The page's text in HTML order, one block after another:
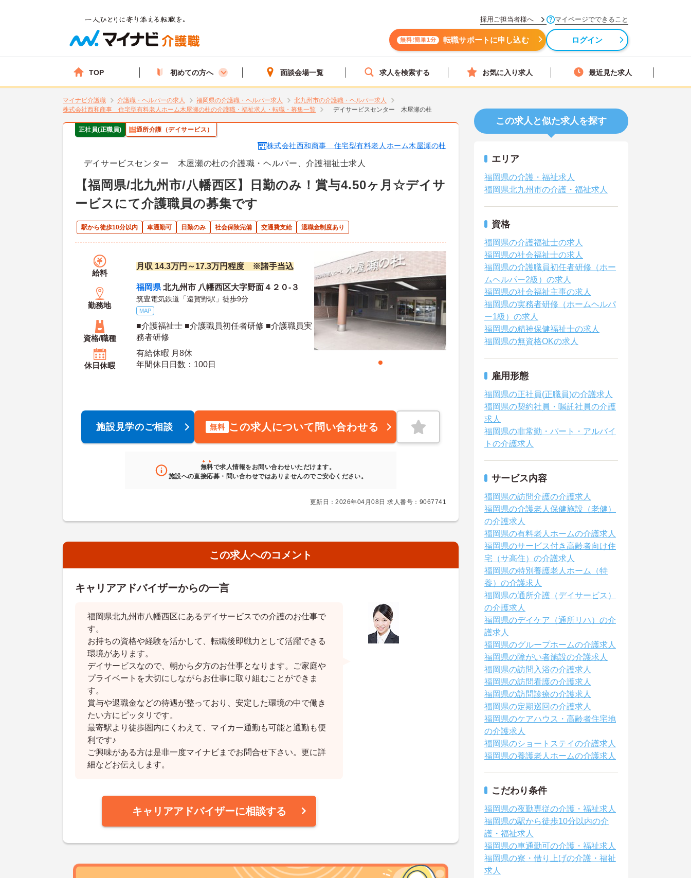
採用ご担当者様へ マイページでできること
無料!簡単1分 転職サポートに申し込む ログイン
TOP 初めての方へ 面談会場一覧 求人を検索する お気に入り求人 最近見た求人
マイナビ介護職 介護職・ヘルパーの求人 福岡県の介護職・ヘルパー求人
北九州市の介護職・ヘルパー求人
株式会社西和商事 住宅型有料老人ホーム木屋瀬の杜の介護職・福祉求人・転職・募集一覧
デイサービスセンター 木屋瀬の杜
正社員(正職員) 通所介護（デイサービス）
株式会社西和商事 住宅型有料老人ホーム木屋瀬の杜
デイサービスセンター 木屋瀬の杜の介護職・ヘルパー、介護福祉士求人
【福岡県/北九州市/八幡西区】日勤のみ！賞与4.50ヶ月☆デイサ
ービスにて介護職員の募集です
駅から徒歩10分以内 車通勤可 日勤のみ 社会保険完備 交通費支給 退職金制度あり
給料
月収 14.3万円～17.3万円程度 ※諸手当込
勤務地
福岡県 北九州市 八幡西区大字野面４２０-３
筑豊電気鉄道「遠賀野駅」徒歩9分
MAP
資格/職種
■介護福祉士 ■介護職員初任者研修 ■介護職員実
務者研修
休日休暇
有給休暇 月8休
年間休日日数：100日
施設見学のご相談 無料 この求人について問い合わせる
無料で求人情報をお問い合わせいただけます。
施設への直接応募・問い合わせではありませんのでご安心ください。
更新日：2026年04月08日 求人番号：9067741
この求人へのコメント
キャリアアドバイザーからの一言
福岡県北九州市八幡西区にあるデイサービスでの介護のお仕事で
す。
お持ちの資格や経験を活かして、転職後即戦力として活躍できる
環境があります。
デイサービスなので、朝から夕方のお仕事となります。ご家庭や
プライベートを大切にしながらお仕事に取り組むことができま
す。
賞与や退職金などの待遇が整っており、安定した環境の中で働き
たい方にピッタリです。
最寄駅より徒歩圏内にくわえて、マイカー通勤も可能と通勤も便
利です♪
ご興味がある方は是非一度マイナビまでお問合せ下さい。更に詳
細などお伝えします。
キャリアアドバイザーに相談する
この求人と似た求人を探す
エリア
福岡県の介護・福祉求人
福岡県北九州市の介護・福祉求人
資格
福岡県の介護福祉士の求人
福岡県の社会福祉士の求人
福岡県の介護職員初任者研修（ホー
ムヘルパー2級）の求人
福岡県の社会福祉主事の求人
福岡県の実務者研修（ホームヘルパ
ー1級）の求人
福岡県の精神保健福祉士の求人
福岡県の無資格OKの求人
雇用形態
福岡県の正社員(正職員)の介護求人
福岡県の契約社員・嘱託社員の介護
求人
福岡県の非常勤・パート・アルバイ
トの介護求人
サービス内容
福岡県の訪問介護の介護求人
福岡県の介護老人保健施設（老健）
の介護求人
福岡県の有料老人ホームの介護求人
福岡県のサービス付き高齢者向け住
宅（サ高住）の介護求人
福岡県の特別養護老人ホーム（特
養）の介護求人
福岡県の通所介護（デイサービス）
の介護求人
福岡県のデイケア（通所リハ）の介
護求人
福岡県のグループホームの介護求人
福岡県の障がい者施設の介護求人
福岡県の訪問入浴の介護求人
福岡県の訪問看護の介護求人
福岡県の訪問診療の介護求人
福岡県の定期巡回の介護求人
福岡県のケアハウス・高齢者住宅地
の介護求人
福岡県のショートステイの介護求人
福岡県の養護老人ホームの介護求人
こだわり条件
福岡県の夜勤専従の介護・福祉求人
福岡県の駅から徒歩10分以内の介
護・福祉求人
福岡県の車通勤可の介護・福祉求人
福岡県の寮・借り上げの介護・福祉
求人